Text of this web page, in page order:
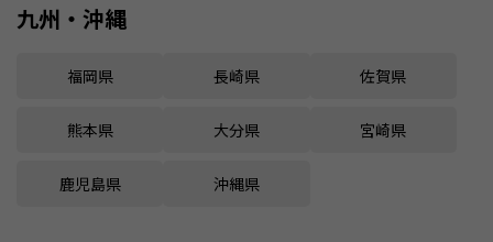
九州・沖縄
福岡県 長崎県 佐賀県
熊本県 大分県 宮崎県
鹿児島県 沖縄県